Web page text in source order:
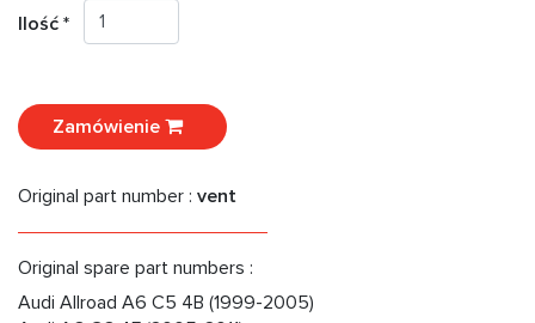
Ilość *
Zamówienie
Original part number : vent
Original spare part numbers :
Audi Allroad A6 C5 4B (1999-2005)